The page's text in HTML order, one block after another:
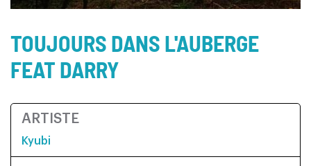
TOUJOURS DANS L'AUBERGE
FEAT DARRY
ARTISTE
Kyubi